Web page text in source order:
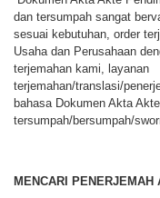
dan tersumpah sangat
sesuai kebutuhan, order
Usaha dan Perusahaan
terjemahan kami, layanan
terjemahan/translasi/
bahasa Dokumen Akta
tersumpah/bersumpah/
MENCARI PENERJEMAH